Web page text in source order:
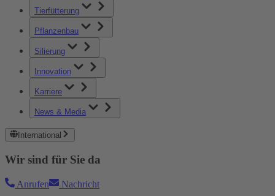
Tierfütterung
Pflanzenbau
Silierung
Innovation
Karriere
News & Media
International
Wir sind für Sie da
Anrufen Nachricht